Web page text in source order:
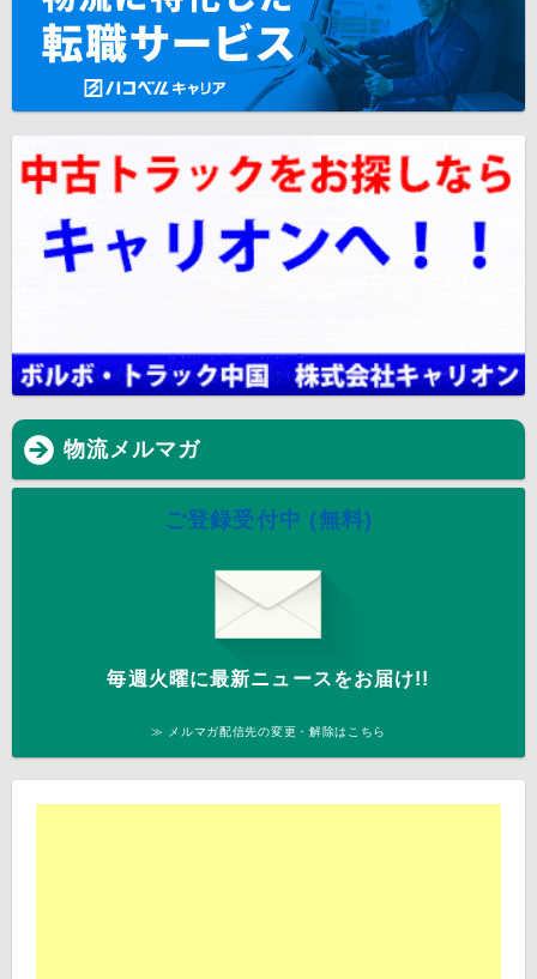
物流メルマガ
ご登録受付中 (無料)
毎週火曜に最新ニュースをお届け!!
≫ メルマガ配信先の変更・解除はこちら